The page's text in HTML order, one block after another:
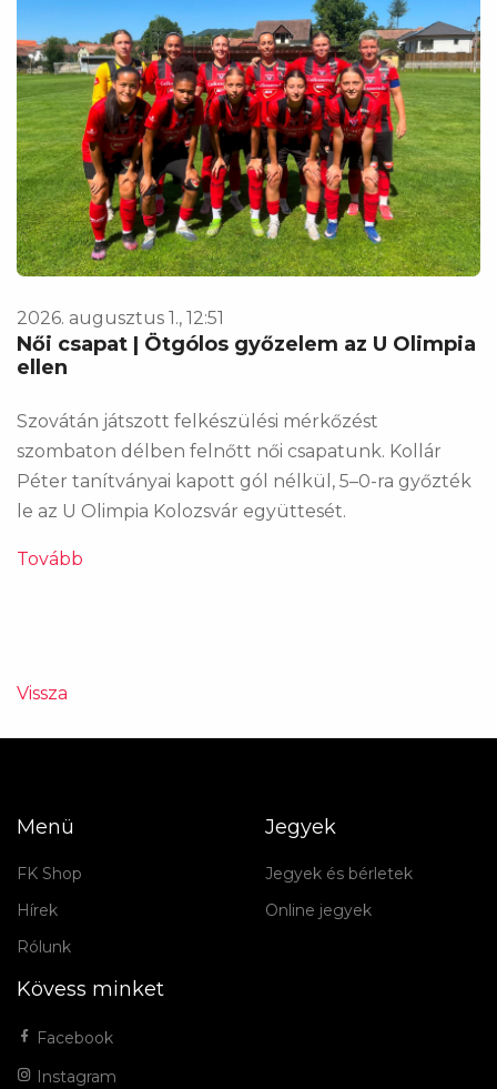
2026. augusztus 1., 12:51
Női csapat | Ötgólos győzelem az U Olimpia
ellen
Szovátán játszott felkészülési mérkőzést
szombaton délben felnőtt női csapatunk. Kollár
Péter tanítványai kapott gól nélkül, 5–0-ra győzték
le az U Olimpia Kolozsvár együttesét.
Tovább
Vissza
Menü
FK Shop
Hírek
Rólunk
Jegyek
Jegyek és bérletek
Online jegyek
Kövess minket
Facebook
Instagram